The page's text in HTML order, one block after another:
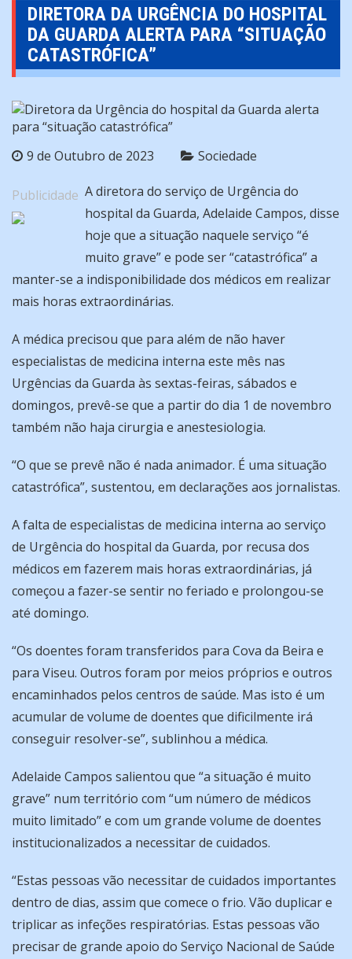
DIRETORA DA URGÊNCIA DO HOSPITAL
DA GUARDA ALERTA PARA “SITUAÇÃO
CATASTRÓFICA”
9 de Outubro de 2023 Sociedade
Publicidade A diretora do serviço de Urgência do
hospital da Guarda, Adelaide Campos, disse
hoje que a situação naquele serviço “é
muito grave” e pode ser “catastrófica” a
manter-se a indisponibilidade dos médicos em realizar
mais horas extraordinárias.
A médica precisou que para além de não haver
especialistas de medicina interna este mês nas
Urgências da Guarda às sextas-feiras, sábados e
domingos, prevê-se que a partir do dia 1 de novembro
também não haja cirurgia e anestesiologia.
“O que se prevê não é nada animador. É uma situação
catastrófica”, sustentou, em declarações aos jornalistas.
A falta de especialistas de medicina interna ao serviço
de Urgência do hospital da Guarda, por recusa dos
médicos em fazerem mais horas extraordinárias, já
começou a fazer-se sentir no feriado e prolongou-se
até domingo.
“Os doentes foram transferidos para Cova da Beira e
para Viseu. Outros foram por meios próprios e outros
encaminhados pelos centros de saúde. Mas isto é um
acumular de volume de doentes que dificilmente irá
conseguir resolver-se”, sublinhou a médica.
Adelaide Campos salientou que “a situação é muito
grave” num território com “um número de médicos
muito limitado” e com um grande volume de doentes
institucionalizados a necessitar de cuidados.
“Estas pessoas vão necessitar de cuidados importantes
dentro de dias, assim que comece o frio. Vão duplicar e
triplicar as infeções respiratórias. Estas pessoas vão
precisar de grande apoio do Serviço Nacional de Saúde